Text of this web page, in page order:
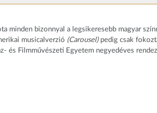
minden bizonnyal a legsikeresebb magyar
musicalverzió (Carousel)pedig csak
és Filmművészeti Egyetem negyedéves